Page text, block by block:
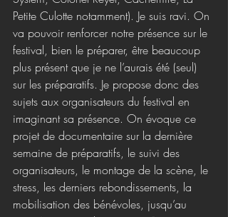
Petite Culotte notamment). Je suis ravi. On
va pouvoir renforcer notre présence sur le
festival, bien le préparer, être beaucoup
plus présent que je ne l’aurais été (seul)
sur les préparatifs. Je propose donc des
sujets aux organisateurs du festival en
imaginant sa présence. On évoque ce
projet de documentaire sur la dernière
semaine de préparatifs, le suivi des
organisateurs, le montage de la scène, le
stress, les derniers rebondissements, la
mobilisation des bénévoles, jusqu’au